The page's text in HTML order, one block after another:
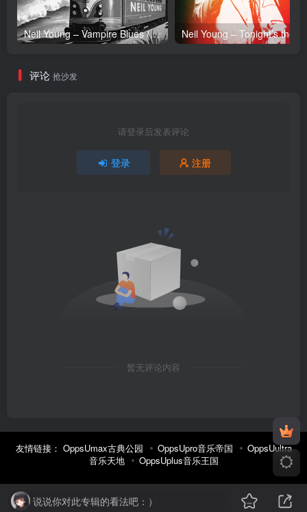
Neil Young – Vampire Blues (Live) – Single(054391239303)【24bit／96.0kHz】土耳其区
评论 抢沙发
请登录后发表评论
登录 注册
暂无评论内容
友情链接： OppsUmax古典公园 OppsUpro音乐帝国
OppsUultra
音乐天地
OppsUplus音乐王国
说说你对此专辑的看法吧：）